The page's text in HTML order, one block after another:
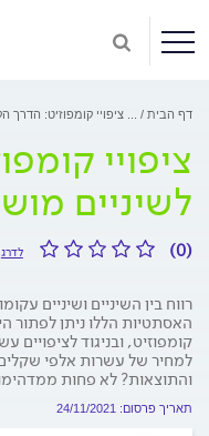
דף הבית ציפויי קומפוזיט: הדרך
ציפויי
לשיניים
(0) לדרג
רווח בין השיניים ושיניים
האסתטיות הללו ניתן לפתור
קומפוזיט, ובניגוד לציפויים
למחיר של עשרות אלפי
והתוצאות? לא פחות
תאריך פרסום: 24/11/2021